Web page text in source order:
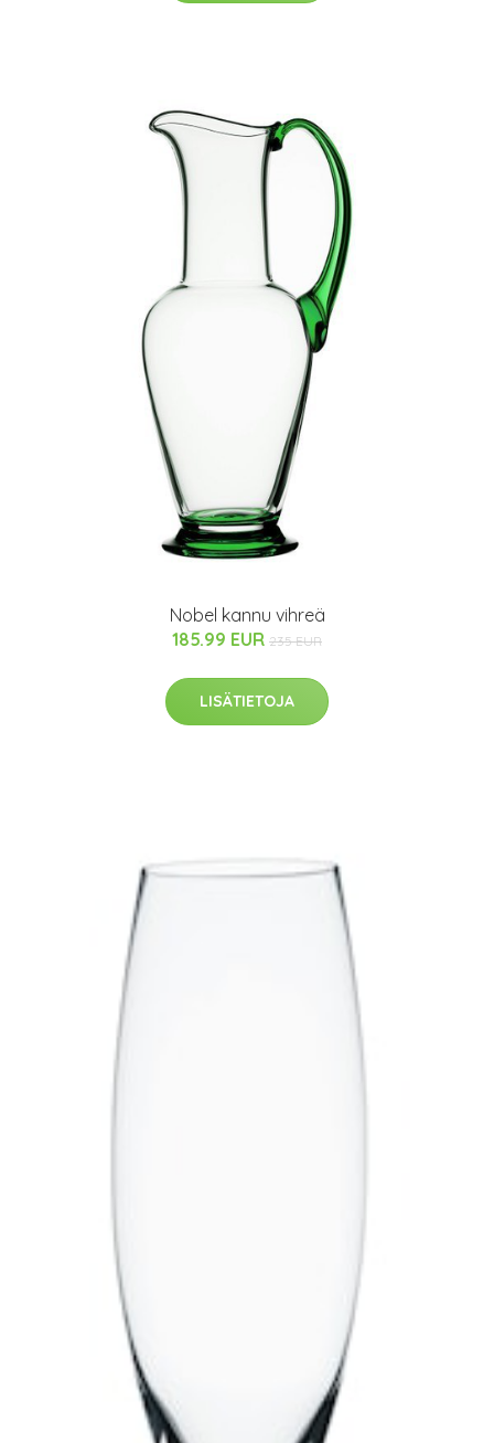
Nobel kannu vihreä
185.99 EUR 235 EUR
LISÄTIETOJA